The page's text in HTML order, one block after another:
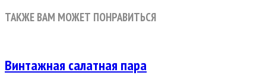
ТАКЖЕ ВАМ МОЖЕТ ПОНРАВИТЬСЯ
Винтажная салатная пара